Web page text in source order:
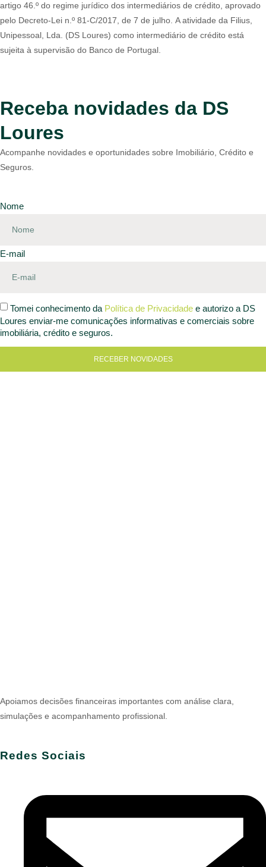
artigo 46.º do regime jurídico dos intermediários de crédito, aprovado
pelo Decreto-Lei n.º 81-C/2017, de 7 de julho. A atividade da Filius,
Unipessoal, Lda. (DS Loures) como intermediário de crédito está
sujeita à supervisão do Banco de Portugal.
Receba novidades da DS
Loures
Acompanhe novidades e oportunidades sobre Imobiliário, Crédito e
Seguros.
Nome
E-mail
Tomei conhecimento da Política de Privacidade e autorizo a DS
Loures enviar-me comunicações informativas e comerciais sobre
imobiliária, crédito e seguros.
RECEBER NOVIDADES
Apoiamos decisões financeiras importantes com análise clara,
simulações e acompanhamento profissional.
Redes Sociais